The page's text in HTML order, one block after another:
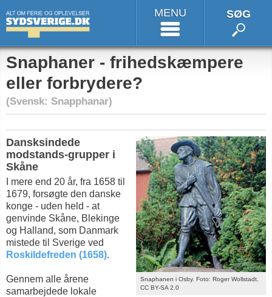
MENU SØG
Snaphaner - frihedskæmpere
eller forbrydere?
(Svensk: Snapphanar)
Snaphanen i Osby. Foto: Roger Wollstadt,
CC BY-SA 2.0
Dansksindede
modstands-grupper i
Skåne
I mere end 20 år, fra 1658 til
1679, forsøgte den danske
konge - uden held - at
genvinde Skåne, Blekinge
og Halland, som Danmark
mistede til Sverige ved
Roskildefreden (1658).
Gennem alle årene
samarbejdede lokale